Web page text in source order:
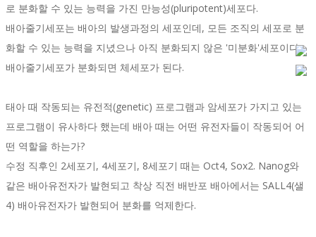
로 분화할 수 있는 능력을 가진 만능성(pluripotent)세포다.
배아줄기세포는 배아의 발생과정의 세포인데, 모든 조직의 세포로 분
화할 수 있는 능력을 지녔으나 아직 분화되지 않은 '미분화'세포이다.
배아줄기세포가 분화되면 체세포가 된다.
태아 때 작동되는 유전적(genetic) 프로그램과 암세포가 가지고 있는
프로그램이 유사하다 했는데 배아 때는 어떤 유전자들이 작동되어 어
떤 역할을 하는가?
수정 직후인 2세포기, 4세포기, 8세포기 때는 Oct4, Sox2. Nanog와
같은 배아유전자가 발현되고 착상 직전 배반포 배아에서는 SALL4(샐
4) 배아유전자가 발현되어 분화를 억제한다.